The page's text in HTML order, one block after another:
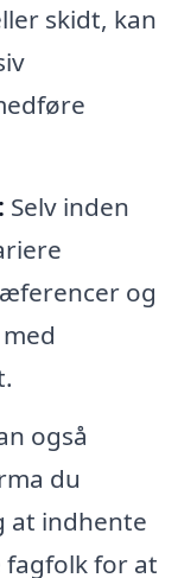
skidt, kan
Selv inden
og
også
du
at indhente
for at